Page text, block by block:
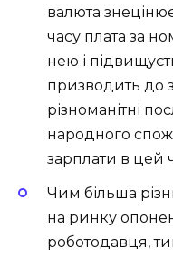
валюта
часу плата за
нею і
призводить до
різноманітні
народного
зарплати в цей
Чим більша
на ринку
роботодавця,